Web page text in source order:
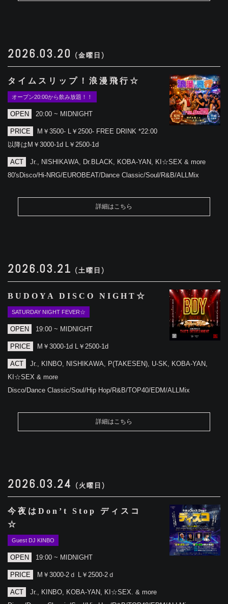
2026.03.20 (金曜日)
タイムスリップ！浪漫飛行☆
オープン20:00から飲み放題！！
OPEN 20:00 ~ MIDNIGHT
PRICE
M￥3500- L￥2500- FREE DRINK *22:00
以降はM￥3000-1d L￥2500-1d
ACT
Jr., NISHIKAWA, Dr.BLACK, KOBA-YAN, KI☆SEX & more
80'sDisco/Hi-NRG/EUROBEAT/Dance Classic/Soul/R&B/ALLMix
詳細はこちら
2026.03.21 (土曜日)
BUDOYA DISCO NIGHT☆
SATURDAY NIGHT FEVER☆
OPEN 19:00 ~ MIDNIGHT
PRICE M￥3000-1d L￥2500-1d
ACT
Jr., KINBO, NISHIKAWA, P(TAKESEN), U-SK, KOBA-YAN,
KI☆SEX & more
Disco/Dance Classic/Soul/Hip Hop/R&B/TOP40/EDM/ALLMix
詳細はこちら
2026.03.24 (火曜日)
今夜はDon’t Stop ディスコ
☆
Guest DJ KINBO
OPEN 19:00 ~ MIDNIGHT
PRICE M￥3000-2ｄ L￥2500-2ｄ
ACT
Jr., KINBO, KOBA-YAN, KI☆SEX. & more